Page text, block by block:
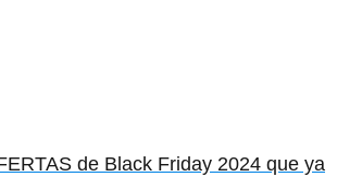
de Black Friday 2024 que ya